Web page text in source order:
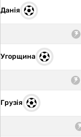
Данія
Угорщина
Грузія